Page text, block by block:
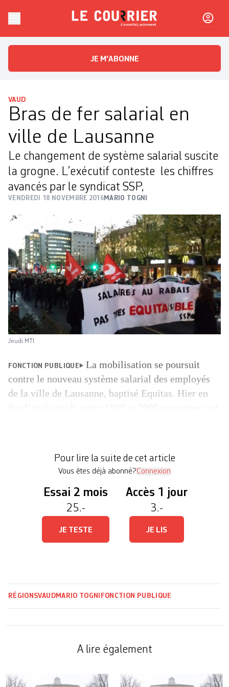
Le CourrierL'essentiel, autrement
JE M'ABONNE
VAUD
Bras de fer salarial en
ville de Lausanne
Le changement de système salarial suscite
la grogne. L’exécutif conteste les chiffres
avancés par le syndicat SSP,
VENDREDI 18 NOVEMBRE 2016MARIO TOGNI
Jeudi MTI
FONCTION PUBLIQUE
La mobilisation se poursuit
contre le nouveau système salarial des employés
de la ville de Lausanne, baptisé Equitas. Hier en
Syndicat des services publics (SSP), plus […]
Pour lire la suite de cet article
Vous êtes déjà abonné?Connexion
Essai 2 mois
25.-
JE TESTE
Accès 1 jour
3.-
JE LIS
RÉGIONSVAUDMARIO TOGNI FONCTION PUBLIQUE
A lire également